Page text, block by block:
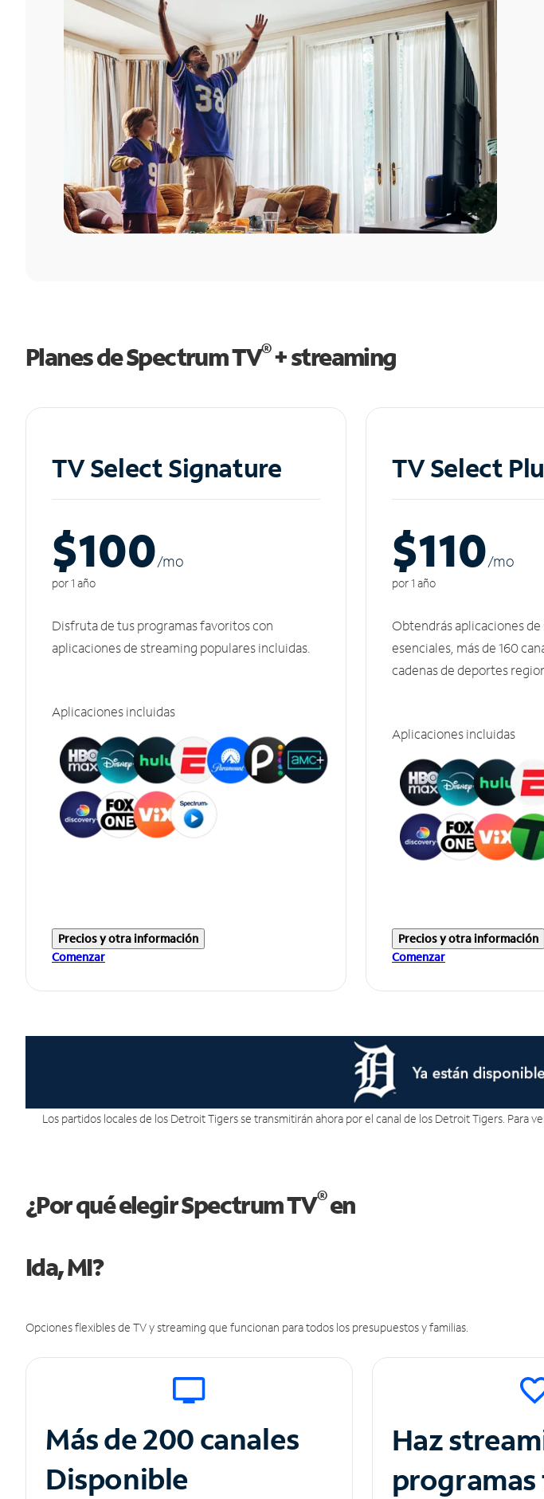
Planes de Spectrum TV®+ streaming
TV Select Signature
$100/mo
por 1 año
Disfruta de tus programas favoritos con
aplicaciones de streaming populares incluidas.
Aplicaciones incluidas
Precios y otra información
Comenzar
TV Select
$110/mo
por 1 año
Obtendrás aplicaciones
esenciales, más de 160
cadenas de deportes
Aplicaciones incluidas
Precios y otra información
Comenzar
Los partidos locales de los Detroit Tigers se transmitirán ahora por el canal de los Detroit Tigers. Para
¿Por qué elegir Spectrum TV®en
Ida, MI?
Opciones flexibles de TV y streaming que funcionan para todos los presupuestos y familias.
Más de 200 canales
Disponible
Haz